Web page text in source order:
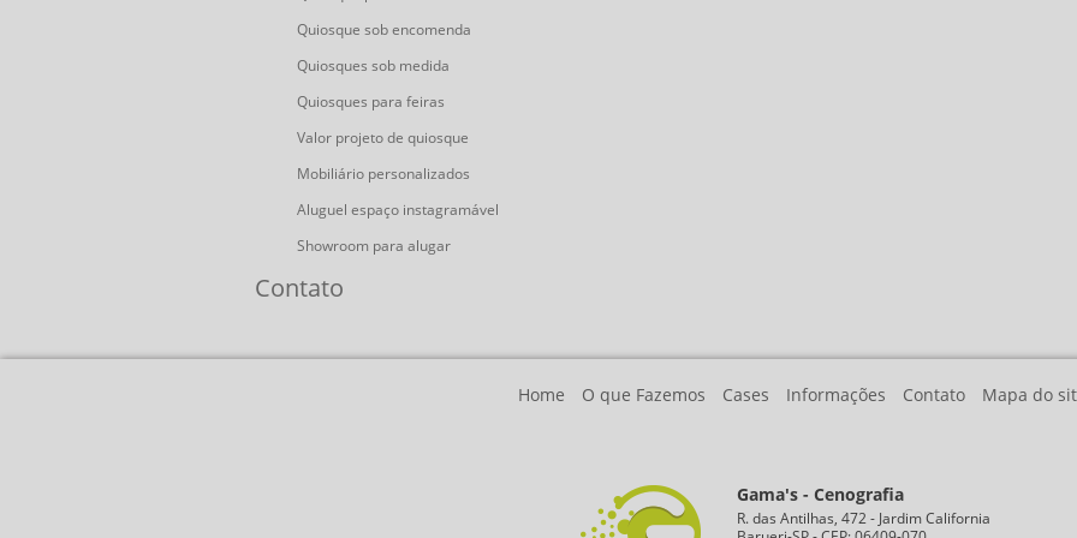
Quiosque sob encomenda
Quiosques sob medida
Quiosques para feiras
Valor projeto de quiosque
Mobiliário personalizados
Aluguel espaço instagramável
Showroom para alugar
Contato
Home O que Fazemos Cases Informações Contato Mapa do
Gama's - Cenografia
R. das Antilhas, 472 - Jardim California